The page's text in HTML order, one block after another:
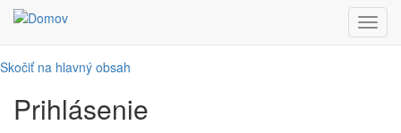
Skočiť na hlavný obsah
Prihlásenie